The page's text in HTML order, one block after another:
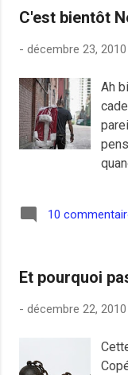
est
Je
C'est bientôt
- décembre 23, 2010
Ah
était
10
Et pourquoi
- décembre 22, 2010